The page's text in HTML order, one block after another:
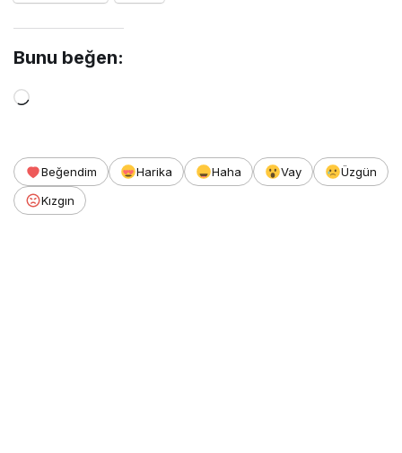
Bunu beğen:
Yükleniyor...
Beğendim Harika Haha Vay
Üzgün
Kızgın